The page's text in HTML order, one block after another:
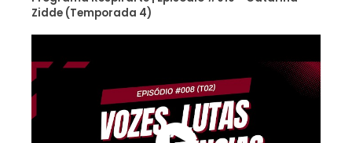
Zidde (Temporada 4)